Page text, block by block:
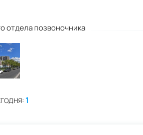
отдела позвоночника
1